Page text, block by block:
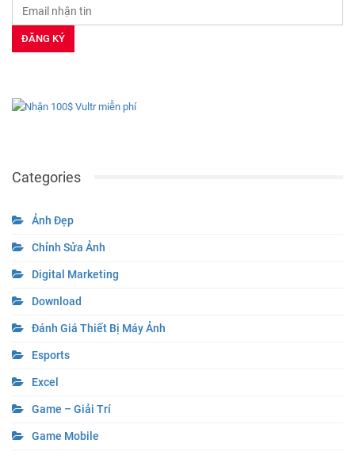
Categories
Ảnh Đẹp
Chỉnh Sửa Ảnh
Digital Marketing
Download
Đánh Giá Thiết Bị Máy Ảnh
Esports
Excel
Game – Giải Trí
Game Mobile